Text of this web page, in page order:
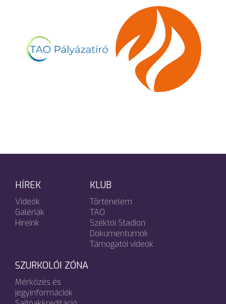
HÍREK
Videók
Galériák
Híreink
KLUB
Történelem
TAO
Széktói Stadion
Dokumentumok
Támogatói videók
SZURKOLÓI ZÓNA
Mérkőzés és
jegyinformációk